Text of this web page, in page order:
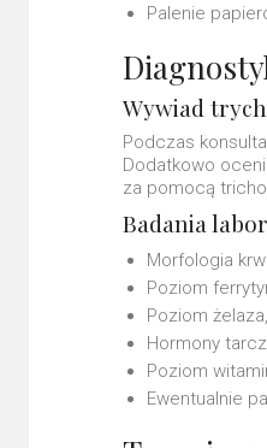
Palenie
Wywiad
Podczas
Dodatkowo
za pomocą
Badania
Morfologia
Poziom
Poziom
Hormony
Poziom
Ewentualnie